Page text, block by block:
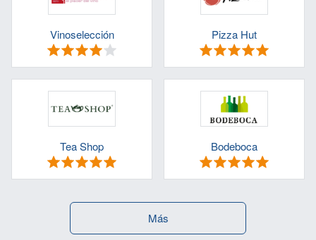
Vinoselección Pizza Hut
Tea Shop Bodeboca
Más